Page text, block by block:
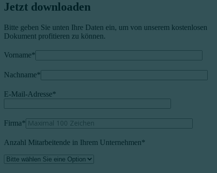
Jetzt downloaden
Bitte geben Sie unten Ihre Daten ein, um von unserem kostenlosen
Dokument profitieren zu können.
Vorname*
Nachname*
E-Mail-Adresse*
Firma*
Anzahl Mitarbeitende in Ihrem Unternehmen*